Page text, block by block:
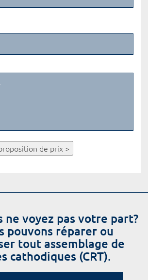
de prix >
ne voyez pas votre part?
pouvons réparer ou
tout assemblage de
cathodiques (CRT).